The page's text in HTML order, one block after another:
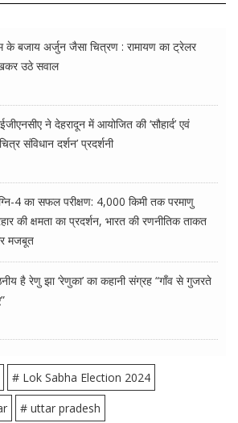
के बजाय अर्जुन जैसा चित्रण : रामायण का ट्रेलर
उठे सवाल
ने देहरादून में आयोजित की ‘सौहार्द’ एवं
संविधान दर्शन’ प्रदर्शनी
4 का सफल परीक्षण: 4,000 किमी तक परमाणु
की क्षमता का प्रदर्शन, भारत की रणनीतिक ताकत
मजबूत
है रेणु झा ‘रेणुका’ का कहानी संग्रह “गाँव से गुजरते
# Lok Sabha Election 2024
# uttar pradesh